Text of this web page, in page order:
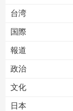
台湾
国際
報道
政治
文化
日本